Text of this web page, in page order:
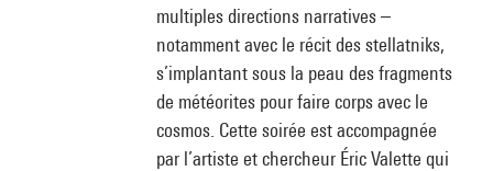
multiples directions narratives –
notamment avec le récit des stellatniks,
s’implantant sous la peau des fragments
de météorites pour faire corps avec le
cosmos. Cette soirée est accompagnée
par l’artiste et chercheur Éric Valette qui